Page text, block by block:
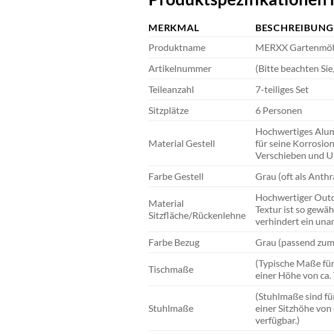
MERKMAL
BESCHREIBUNG
Produktname
MERXX
Artikelnummer
(Bitte beachten
Teileanzahl
7-teiliges Set
Sitzplätze
6 Personen
Material Gestell
Hochwertiges
für seine
Verschieben und
Farbe Gestell
Grau (oft als
Material
Sitzfläche/Rückenlehne
Hochwertiger
Textur ist so
verhindert ein
Farbe Bezug
Grau (passend
Tischmaße
(Typische Maße
einer Höhe von
Stuhlmaße
(Stuhlmaße sind
einer Sitzhöhe von
verfügbar.)